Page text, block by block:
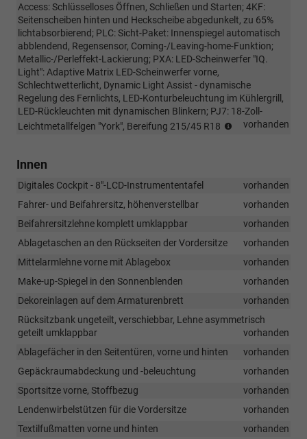
Access: Schlüsselloses Öffnen, Schließen und Starten; 4KF:
Seitenscheiben hinten und Heckscheibe abgedunkelt, zu 65%
lichtabsorbierend; PLC: Sicht-Paket: Innenspiegel automatisch
abblendend, Regensensor, Coming-/Leaving-home-Funktion;
Metallic-/Perleffekt-Lackierung; PXA: LED-Scheinwerfer "IQ.
Light": Adaptive Matrix LED-Scheinwerfer vorne,
Schlechtwetterlicht, Dynamic Light Assist - dynamische
Regelung des Fernlichts, LED-Konturbeleuchtung im Kühlergrill,
LED-Rückleuchten mit dynamischen Blinkern; PJ7: 18-Zoll-
Leichtmetallfelgen "York", Bereifung 215/45 R18
Wichtiger
Line
Limited“:
VW
„R-
Line
wurden
die
18-
geändert.
sofort
umfasst
vorhanden
Innen
Digitales Cockpit - 8"-LCD-Instrumententafel
vorhanden
Fahrer- und Beifahrersitz, höhenverstellbar
vorhanden
Beifahrersitzlehne komplett umklappbar
vorhanden
Ablagetaschen an den Rückseiten der Vordersitze
vorhanden
Mittelarmlehne vorne mit Ablagebox
vorhanden
Make-up-Spiegel in den Sonnenblenden
vorhanden
Dekoreinlagen auf dem Armaturenbrett
vorhanden
Rücksitzbank ungeteilt, verschiebbar, Lehne asymmetrisch
geteilt umklappbar
vorhanden
Ablagefächer in den Seitentüren, vorne und hinten
vorhanden
Gepäckraumabdeckung und -beleuchtung
vorhanden
Sportsitze vorne, Stoffbezug
vorhanden
Lendenwirbelstützen für die Vordersitze
vorhanden
Textilfußmatten vorne und hinten
vorhanden